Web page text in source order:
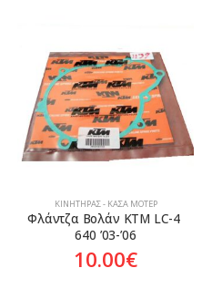
ΚΙΝΗΤΉΡΑΣ - ΚΆΣΑ ΜΟΤΈΡ
Φλάντζα Βολάν KTM LC-4
640 ’03-’06
10.00€